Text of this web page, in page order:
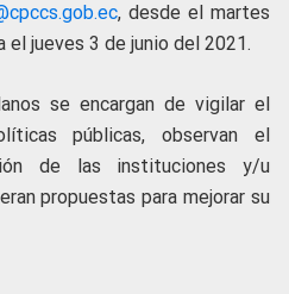
, desde el martes
el jueves 3 de junio del 2021.
se encargan de vigilar el
públicas, observan el
de las instituciones y/u
propuestas para mejorar su